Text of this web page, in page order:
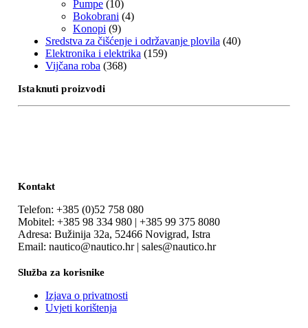
Pumpe (10)
Bokobrani (4)
Konopi (9)
Sredstva za čišćenje i održavanje plovila (40)
Elektronika i elektrika (159)
Vijčana roba (368)
Istaknuti proizvodi
Kontakt
Telefon: +385 (0)52 758 080
Mobitel: +385 98 334 980 | +385 99 375 8080
Adresa: Bužinija 32a, 52466 Novigrad, Istra
Email: nautico@nautico.hr | sales@nautico.hr
Služba za korisnike
Izjava o privatnosti
Uvjeti korištenja